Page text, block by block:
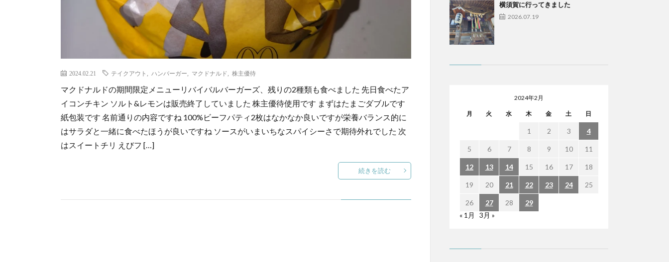
2024.02.21 テイクアウト ハンバーガー マクドナルド 株主優待
マクドナルドの期間限定メニューリバイバルバーガーズ、残りの2種類も食べました 先日食べたア
イコンチキン ソルト&レモンは販売終了していました 株主優待使用です まずはたまごダブルです
紙包装です 名前通りの内容ですね 100%ビーフパティ2枚はなかなか良いですが栄養バランス的に
はサラダと一緒に食べたほうが良いですね ソースがいまいちなスパイシーさで期待外れでした 次
はスイートチリ えびフ […]
続きを読む
横須賀に行ってきました
2026.07.19
2024年2月
月 火 水 木 金 土 日
1 2 3 4
5 6 7 8 9 10 11
12 13 14 15 16 17 18
19 20 21 22 23 24 25
26 27 28
29
« 1月
3月 »